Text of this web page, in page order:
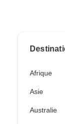
Afrique
Asie
Australie